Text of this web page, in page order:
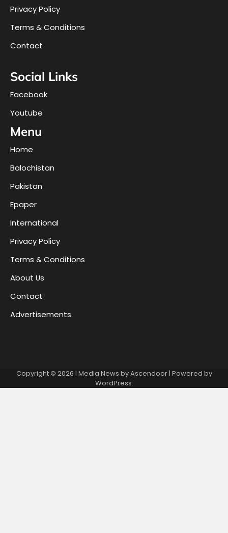
Privacy Policy
Terms & Conditions
Contact
Social Links
Facebook
Youtube
Menu
Home
Balochistan
Pakistan
Epaper
International
Privacy Policy
Terms & Conditions
About Us
Contact
Advertisements
Copyright © 2026 | Media News byAscendoor| Powered by
WordPress.